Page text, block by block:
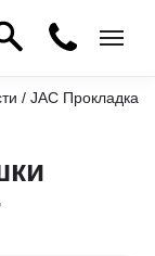
/ JAC Прокладка